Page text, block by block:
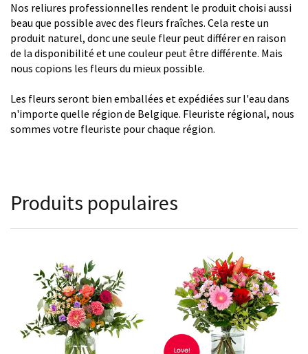
Nos reliures professionnelles rendent le produit choisi aussi
beau que possible avec des fleurs fraîches. Cela reste un
produit naturel, donc une seule fleur peut différer en raison
de la disponibilité et une couleur peut être différente. Mais
nous copions les fleurs du mieux possible.
Les fleurs seront bien emballées et expédiées sur l'eau dans
n'importe quelle région de Belgique. Fleuriste régional, nous
sommes votre fleuriste pour chaque région.
Produits populaires